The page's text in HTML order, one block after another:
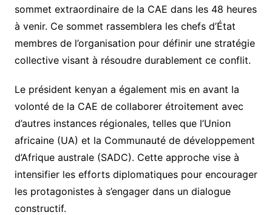
sommet extraordinaire de la CAE dans les 48 heures
à venir. Ce sommet rassemblera les chefs d’État
membres de l’organisation pour définir une stratégie
collective visant à résoudre durablement ce conflit.
Le président kenyan a également mis en avant la
volonté de la CAE de collaborer étroitement avec
d’autres instances régionales, telles que l’Union
africaine (UA) et la Communauté de développement
d’Afrique australe (SADC). Cette approche vise à
intensifier les efforts diplomatiques pour encourager
les protagonistes à s’engager dans un dialogue
constructif.